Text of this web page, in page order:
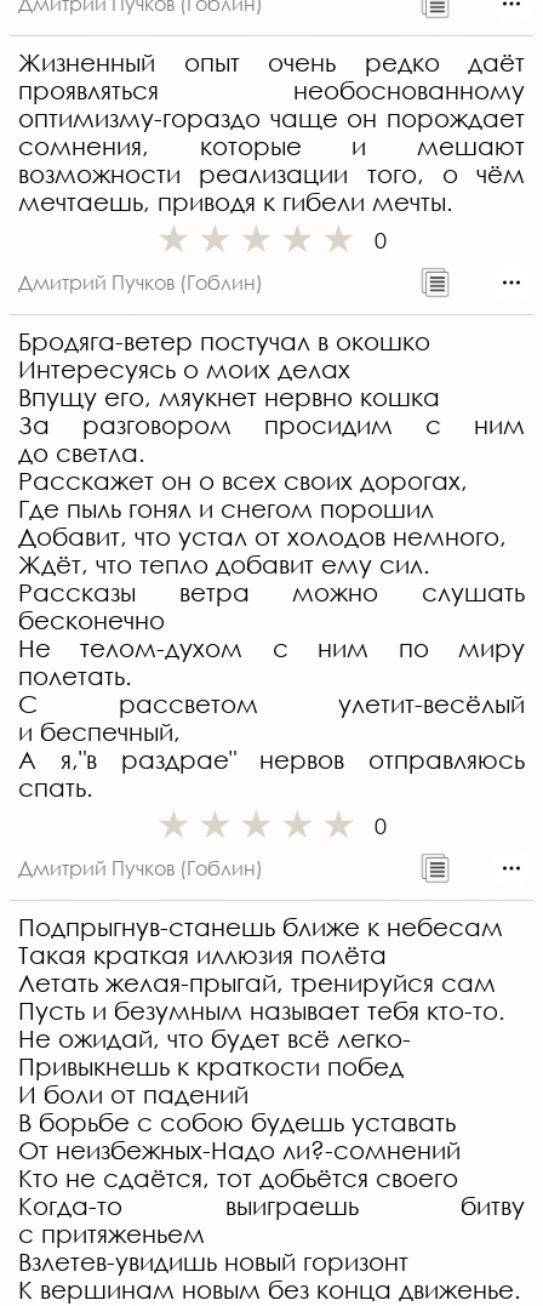
Жизненный опыт очень редко даёт
проявляться необоснованному
оптимизму-гораздо чаще он порождает
сомнения, которые и мешают
возможности реализации того, о чём
мечтаешь, приводя к гибели мечты.
0
Дмитрий Пучков (Гоблин)
Бродяга-ветер постучал в окошко
Интересуясь о моих делах
Впущу его, мяукнет нервно кошка
За разговором просидим с ним
до светла.
Расскажет он о всех своих дорогах,
Где пыль гонял и снегом порошил
Добавит, что устал от холодов немного,
Ждёт, что тепло добавит ему сил.
Рассказы ветра можно слушать
бесконечно
Не телом-духом с ним по миру
полетать.
С рассветом улетит-весёлый
и беспечный,
А я,"в раздрае" нервов отправляюсь
спать.
0
Дмитрий Пучков (Гоблин)
Подпрыгнув-станешь ближе к небесам
Такая краткая иллюзия полёта
Летать желая-прыгай, тренируйся сам
Пусть и безумным называет тебя кто-то.
Не ожидай, что будет всё легко-
Привыкнешь к краткости побед
И боли от падений
В борьбе с собою будешь уставать
От неизбежных-Надо ли?-сомнений
Кто не сдаётся, тот добьётся своего
Когда-то выиграешь битву
с притяженьем
Взлетев-увидишь новый горизонт
К вершинам новым без конца движенье.